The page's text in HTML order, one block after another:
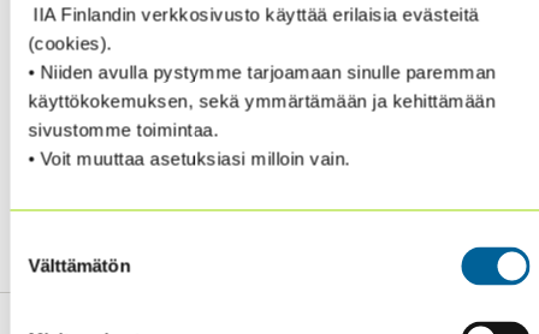
IIA Finlandin verkkosivusto käyttää erilaisia evästeitä
(cookies).
• Niiden avulla pystymme tarjoamaan sinulle paremman
käyttökokemuksen, sekä ymmärtämään ja kehittämään
sivustomme toimintaa.
• Voit muuttaa asetuksiasi milloin vain.
valinta
Välttämätön
The problem of thinking about unlikely risks
Who is looking out for warnings?
Key risks
Assurance on key risks, The role of internal audit
Behaviour and Culture
Corporate Governance and Board Effectiveness